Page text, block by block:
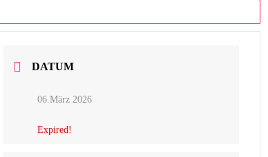
DATUM
06.März 2026
Expired!